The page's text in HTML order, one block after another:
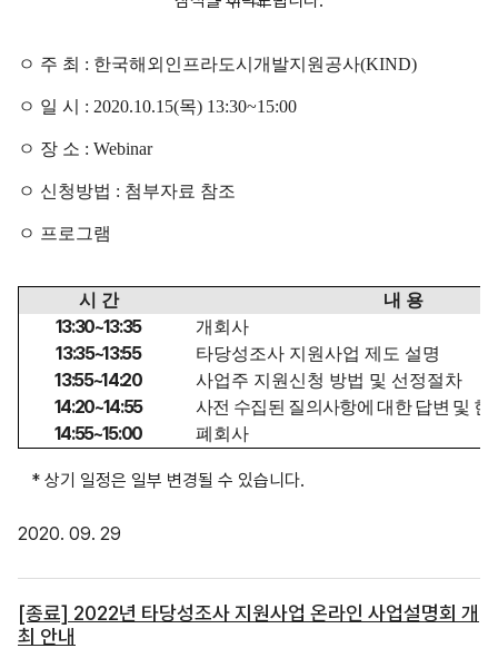
ㅇ 주 최 : 한국해외인프라도시개발지원공사(KIND)
ㅇ 일 시 : 2020.10.15(목) 13:30~15:00
ㅇ 장 소 : Webinar
ㅇ 신청방법 : 첨부자료 참조
ㅇ 프로그램
시 간 내 용
13:30~13:35 개회사
13:35~13:55 타당성조사 지원사업 제도 설명
13:55~14:20 사업주 지원신청 방법 및 선정절차
14:20~14:55 사전 수집된 질의사항에 대한 답변 및 현
14:55~15:00 폐회사
* 상기 일정은 일부 변경될 수 있습니다.
2020. 09. 29
[종료] 2022년 타당성조사 지원사업 온라인 사업설명회 개
최 안내